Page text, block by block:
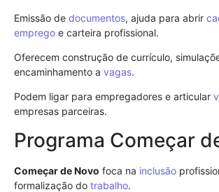
Emissão de documentos, ajuda para abrir
emprego e carteira profissional.
Oferecem construção de currículo,
encaminhamento a vagas.
Podem ligar para empregadores e articular
empresas parceiras.
Programa Começar
Começar de Novo foca na inclusão
formalização do trabalho.